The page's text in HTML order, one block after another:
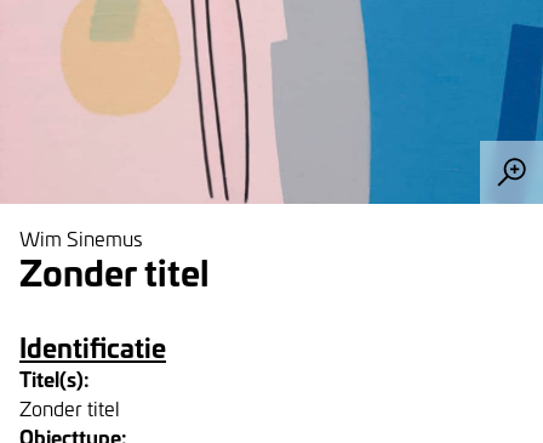
Wim Sinemus
Zonder titel
Identificatie
Titel(s):
Zonder titel
Objecttype: